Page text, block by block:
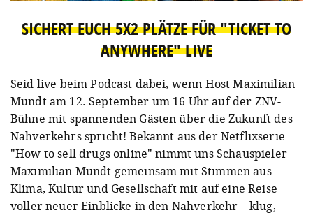
SICHERT EUCH 5X2 PLÄTZE FÜR "TICKET TO
ANYWHERE" LIVE
Seid live beim Podcast dabei, wenn Host Maximilian
Mundt am 12. September um 16 Uhr auf der ZNV-
Bühne mit spannenden Gästen über die Zukunft des
Nahverkehrs spricht! Bekannt aus der Netflixserie
"How to sell drugs online" nimmt uns Schauspieler
Maximilian Mundt gemeinsam mit Stimmen aus
Klima, Kultur und Gesellschaft mit auf eine Reise
voller neuer Einblicke in den Nahverkehr – klug,